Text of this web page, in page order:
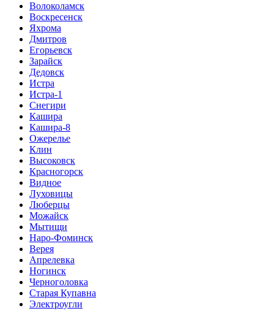
Волоколамск
Воскресенск
Яхрома
Дмитров
Егорьевск
Зарайск
Дедовск
Истра
Истра-1
Снегири
Кашира
Кашира-8
Ожерелье
Клин
Высоковск
Красногорск
Видное
Луховицы
Люберцы
Можайск
Мытищи
Наро-Фоминск
Верея
Апрелевка
Ногинск
Черноголовка
Старая Купавна
Электроугли